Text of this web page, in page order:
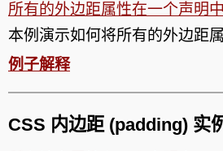
所有的外边距属性在一个声明
本例演示如何将所有的外边距
例子解释
CSS 内边距 (padding) 实